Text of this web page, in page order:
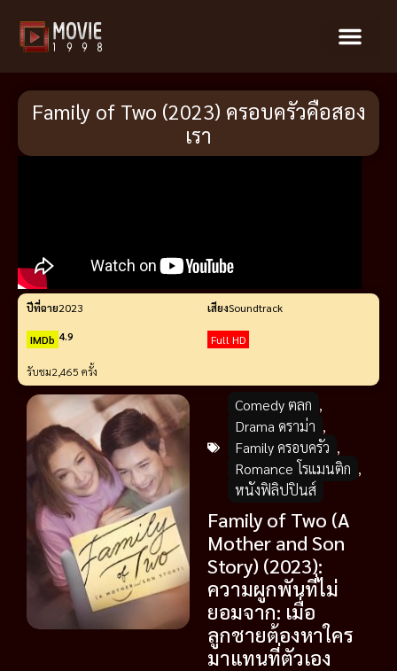
Family of Two (2023) ครอบครัวคือสอง
เรา
ปีที่ฉาย2023 เสียงSoundtrack
IMDb 4.9 Full HD
รับชม2,465 ครั้ง
Comedy ตลก ,
Drama ดราม่า ,
Family ครอบครัว ,
Romance โรแมนติก ,
หนังฟิลิปปินส์
Family of Two (A
Mother and Son
Story) (2023):
ความผูกพันที่ไม่
ยอมจาก: เมื่อ
ลูกชายต้องหาใคร
มาแทนที่ตัวเอง